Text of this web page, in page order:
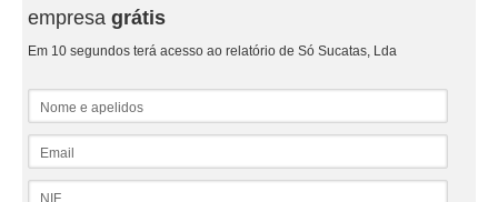
empresa grátis
Em 10 segundos terá acesso ao relatório de Só Sucatas, Lda